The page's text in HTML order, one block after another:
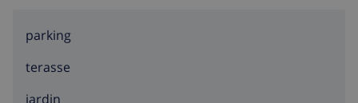
parking
terasse
jardin